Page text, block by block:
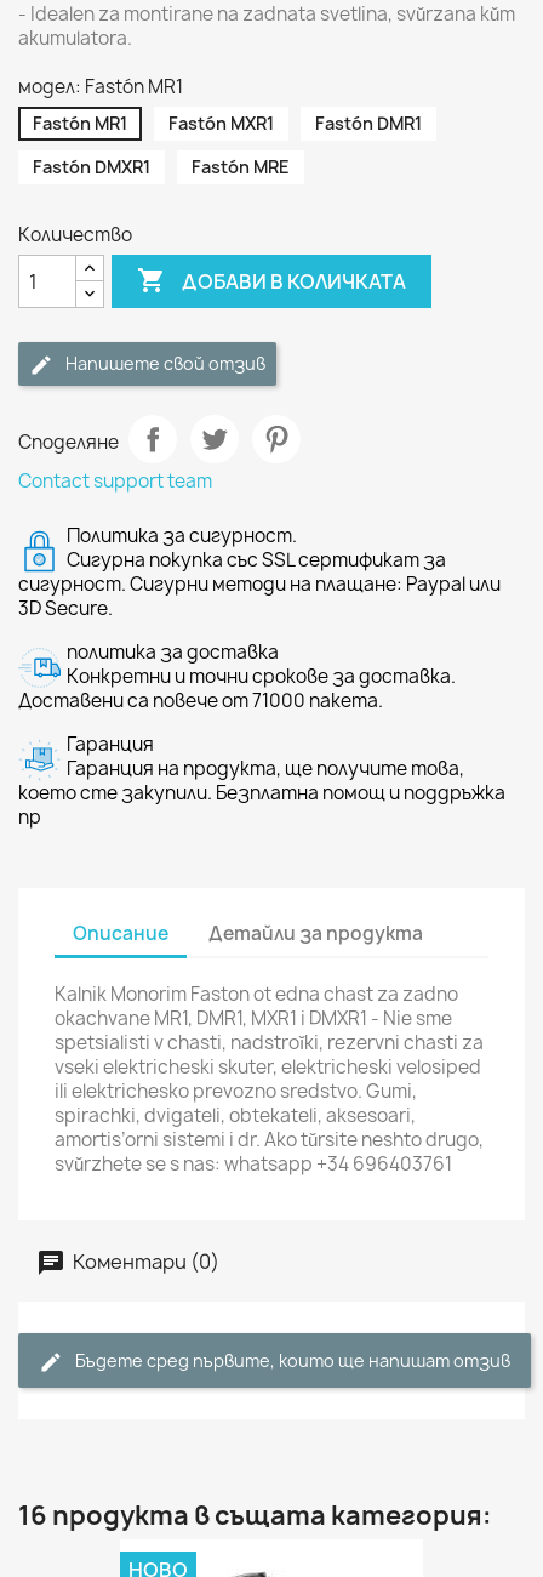
- Idealen za montirane na zadnata svetlina, svŭrzana kŭm
akumulatora.
модел: Fastón MR1
Fastón MR1 Fastón MXR1
Fastón DMR1
Fastón DMXR1
Fastón MRE
Количество
 ДОБАВИ В КОЛИЧКАТА
Напишете свой отзив
Споделяне
Contact support team
Политика за сигурност.
Сигурна покупка със SSL сертификат за
сигурност. Сигурни методи на плащане: Paypal или
3D Secure.
политика за доставка
Конкретни и точни срокове за доставка.
Доставени са повече от 71000 пакета.
Гаранция
Гаранция на продукта, ще получите това,
което сте закупили. Безплатна помощ и поддръжка
пр
Описание Детайли за продукта
Kalnik Monorim Faston ot edna chast za zadno
okachvane MR1, DMR1, MXR1 i DMXR1 - Nie sme
spetsialisti v chasti, nadstroĭki, rezervni chasti za
vseki elektricheski skuter, elektricheski velosiped
ili elektrichesko prevozno sredstvo. Gumi,
spirachki, dvigateli, obtekateli, aksesoari,
amortis’orni sistemi i dr. Ako tŭrsite neshto drugo,
svŭrzhete se s nas: whatsapp +34 696403761
Коментари (0)
Бъдете сред първите, които ще напишат отзив
16 продукта в същата категория:
НОВО